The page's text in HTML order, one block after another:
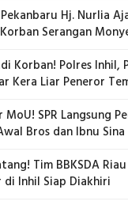
Hj. Nurlia
Warga Jadi
Korban! Polres Inhil,
Kera Liar Peneror
MoU! SPR Langsung
Bros dan Ibnu Sina
Tim BBKSDA
Inhil Siap Diakhiri